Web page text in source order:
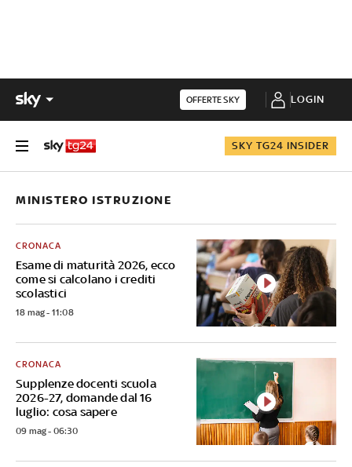
OFFERTE SKY LOGIN
SKY TG24 INSIDER
MINISTERO ISTRUZIONE
Esame di maturità 2026, ecco
come si calcolano i crediti
scolastici
CRONACA
18 mag - 11:08
Supplenze docenti scuola
2026-27, domande dal 16
luglio: cosa sapere
CRONACA
09 mag - 06:30